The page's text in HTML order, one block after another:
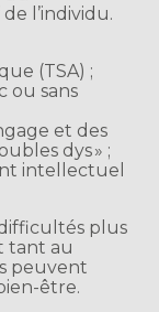
l’individu.
(TSA) ;
ou sans
et des
dys » ;
intellectuel
plus
tant au
peuvent
être.